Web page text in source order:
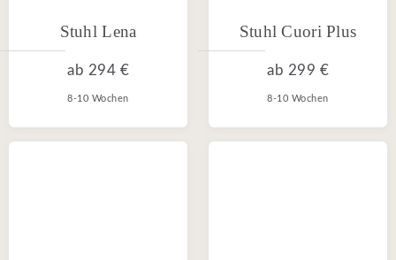
Stuhl Lena
ab 294 €
8-10 Wochen
Stuhl Cuori Plus
ab 299 €
8-10 Wochen